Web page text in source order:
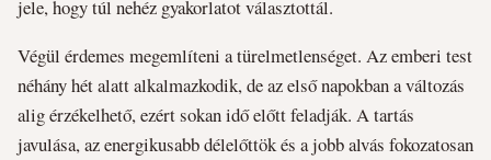
jele, hogy túl nehéz gyakorlatot választottál.
Végül érdemes megemlíteni a türelmetlenséget. Az emberi test
néhány hét alatt alkalmazkodik, de az első napokban a változás
alig érzékelhető, ezért sokan idő előtt feladják. A tartás
javulása, az energikusabb délelőttök és a jobb alvás fokozatosan